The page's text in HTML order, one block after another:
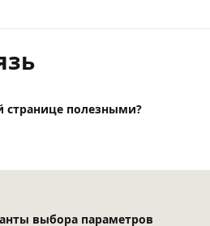
странице полезными?
выбора параметров